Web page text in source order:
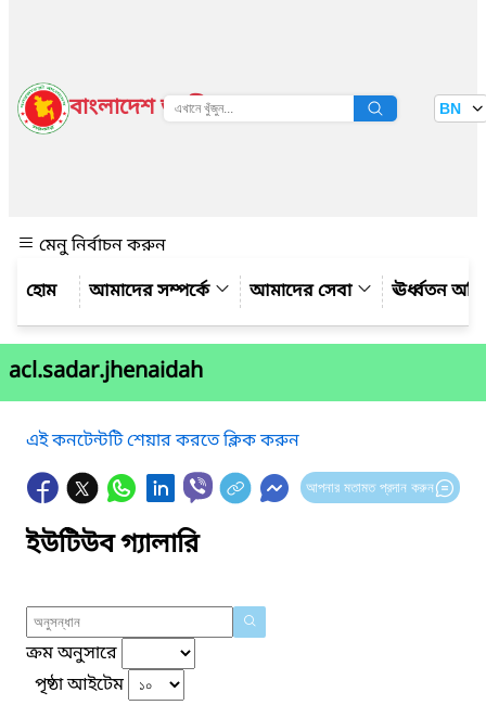
বাংলাদেশ জাতীয় তথ্য বাতায়ন BN
মেনু নির্বাচন করুন
আমাদের সম্পর্কে
আমাদের সেবা ঊর্ধ্বতন
acl.sadar.jhenaidah
এই কনটেন্টটি শেয়ার করতে ক্লিক করুন
আপনার মতামত প্রদান করুন
ইউটিউব গ্যালারি
ক্রম অনুসারে
পৃষ্ঠা আইটেম